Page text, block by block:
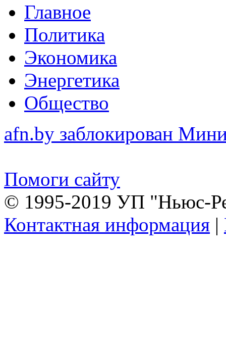
Главное
Политика
Экономика
Энергетика
Общество
afn.by заблокирован
Помоги сайту
© 1995-2019 УП "Ньюс-
Контактная информация |